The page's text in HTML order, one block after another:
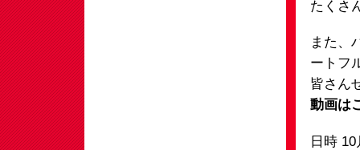
たくさ
また、
ートフ
皆さん
動画は
日時